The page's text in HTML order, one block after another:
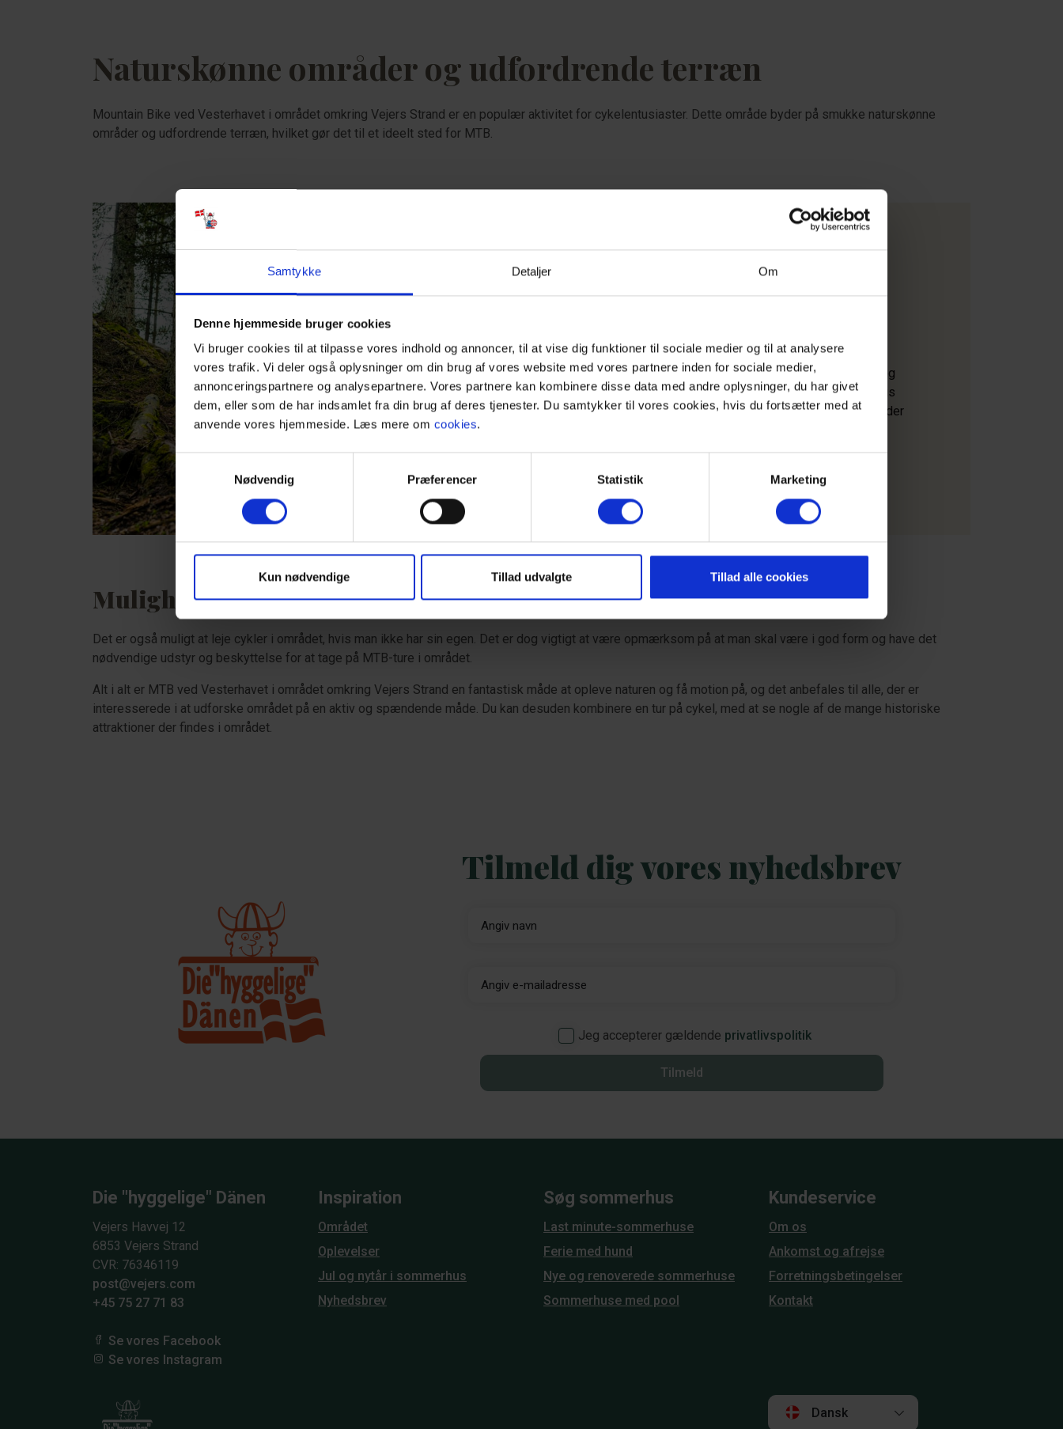
Samtykke Detaljer Om
Denne hjemmeside bruger cookies
Vi bruger cookies til at tilpasse vores indhold og annoncer, til at vise dig funktioner til sociale medier og til at analysere
vores trafik. Vi deler også oplysninger om din brug af vores website med vores partnere inden for sociale medier,
annonceringspartnere og analysepartnere. Vores partnere kan kombinere disse data med andre oplysninger, du har givet
dem, eller som de har indsamlet fra din brug af deres tjenester. Du samtykker til vores cookies, hvis du fortsætter med at
anvende vores hjemmeside. Læs mere om cookies.
Nødvendig
Præferencer Statistik Marketing
Kun nødvendige Tillad udvalgte Tillad alle cookies
Naturskønne områder og udfordrende terræn
Mountain Bike ved Vesterhavet i området omkring Vejers Strand er en populær aktivitet for cykelentusiaster. Dette område byder på smukke naturskønne
områder og udfordrende terræn, hvilket gør det til et ideelt sted for MTB.
Der findes mange stier og ruter i området, så både
begyndere og erfarne ryttere kan finde udfordringer og
oplevelser efter deres niveau. Fra de rolige stier langs
kysten til de teknisk udfordrende ruter i bakkerne, er der
Mulighed for leje af cykler
Det er også muligt at leje cykler i området, hvis man ikke har sin egen. Det er dog vigtigt at være opmærksom på at man skal være i god form og have det
nødvendige udstyr og beskyttelse for at tage på MTB-ture i området.
Alt i alt er MTB ved Vesterhavet i området omkring Vejers Strand en fantastisk måde at opleve naturen og få motion på, og det anbefales til alle, der er
interesserede i at udforske området på en aktiv og spændende måde. Du kan desuden kombinere en tur på cykel, med at se nogle af de mange historiske
attraktioner der findes i området.
Tilmeld dig vores nyhedsbrev
Jeg accepterer gældende privatlivspolitik
Tilmeld
Die "hyggelige" Dänen
Vejers Havvej 12
6853 Vejers Strand
CVR: 76346119
post@vejers.com
+45 75 27 71 83
Se vores Facebook
Se vores Instagram
Inspiration
Området
Oplevelser
Jul og nytår i sommerhus
Nyhedsbrev
Søg sommerhus
Last minute-sommerhuse
Ferie med hund
Nye og renoverede sommerhuse
Sommerhuse med pool
Kundeservice
Om os
Ankomst og afrejse
Forretningsbetingelser
Kontakt
Dansk